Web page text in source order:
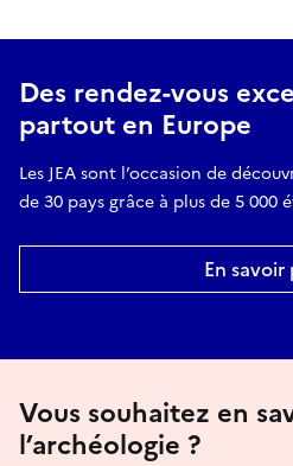
Des rendez-vous
partout en Europe
Les JEA sont l’occasion de
de 30 pays grâce à plus de 5 000
En savoir
Vous souhaitez en
l’archéologie ?